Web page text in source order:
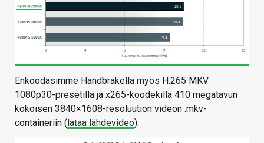
Enkoodasimme Handbrakella myös H.265 MKV
1080p30-presetillä ja x265-koodekilla 410 megatavun
kokoisen 3840×1608-resoluution videon .mkv-
containeriin (lataa lähdevideo).